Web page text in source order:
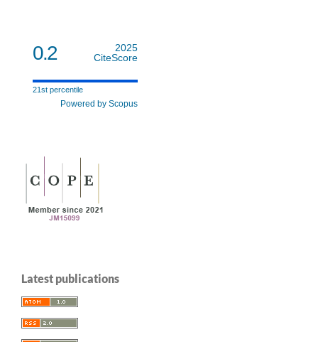
0.2
2025
CiteScore
21st percentile
Powered by Scopus
Latest publications